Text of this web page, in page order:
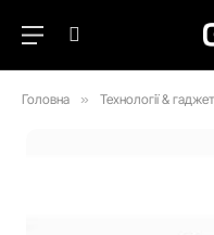
Головна » Технології &